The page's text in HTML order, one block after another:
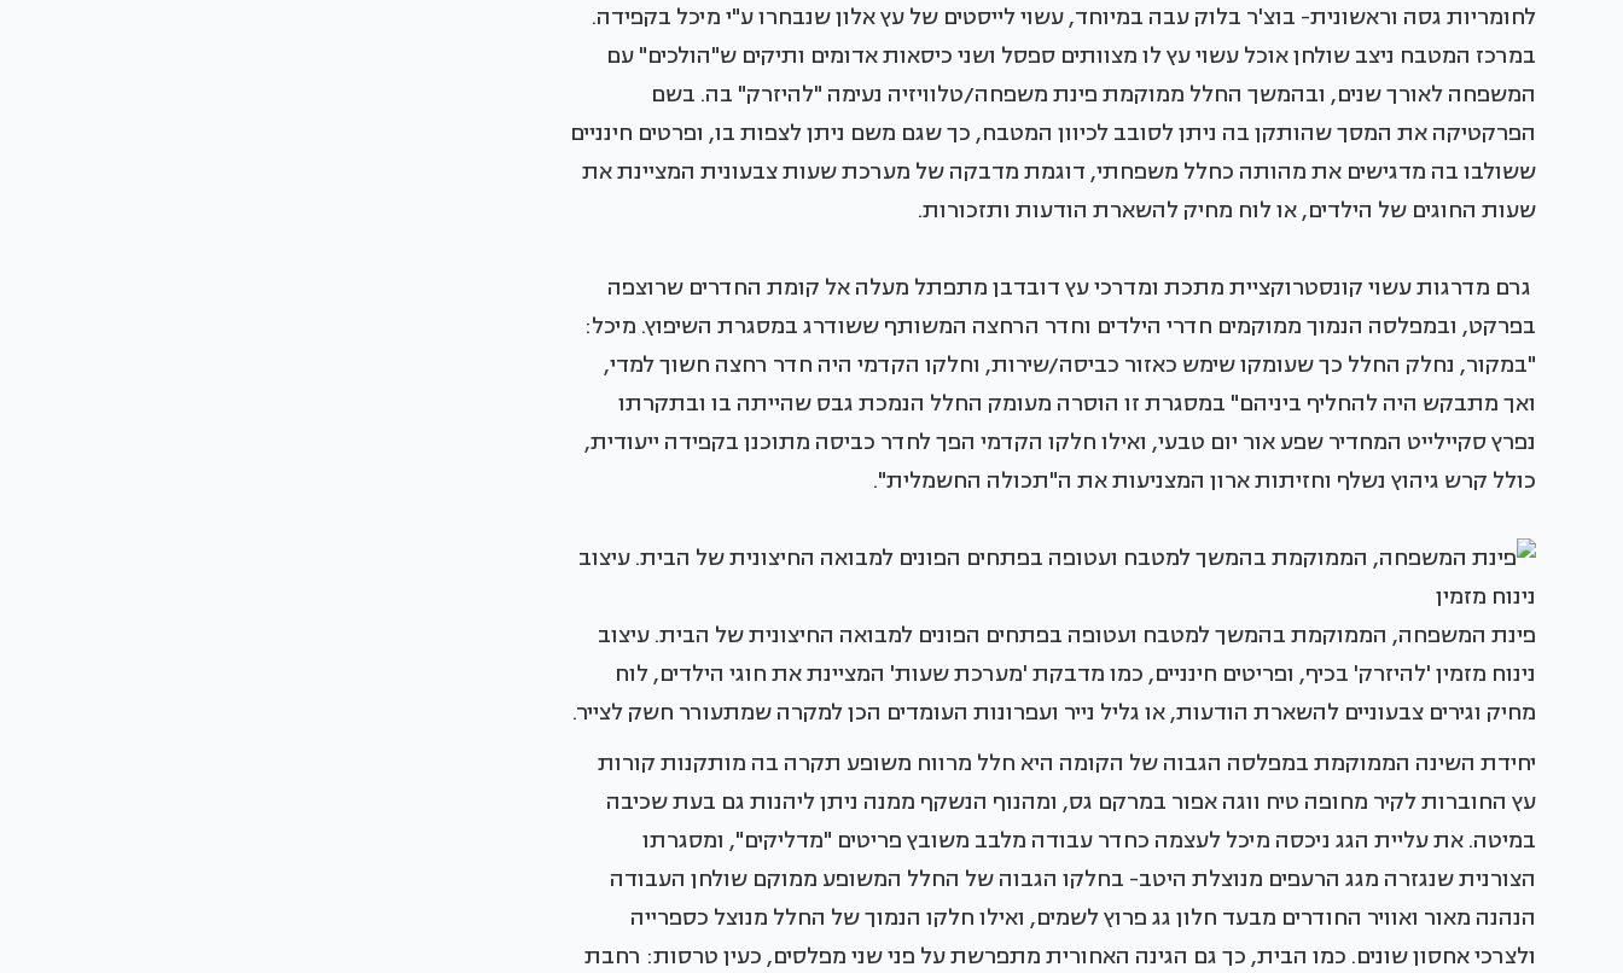
לחומריות גסה וראשונית- בוצ'ר בלוק עבה במיוחד, עשוי לייסטים של עץ אלון שנבחרו ע"י מיכל בקפידה.
במרכז המטבח ניצב שולחן אוכל עשוי עץ לו מצוותים ספסל ושני כיסאות אדומים ותיקים ש"הולכים" עם
המשפחה לאורך שנים, ובהמשך החלל ממוקמת פינת משפחה/טלוויזיה נעימה "להיזרק" בה. בשם
הפרקטיקה את המסך שהותקן בה ניתן לסובב לכיוון המטבח, כך שגם משם ניתן לצפות בו, ופרטים חינניים
ששולבו בה מדגישים את מהותה כחלל משפחתי, דוגמת מדבקה של מערכת שעות צבעונית המציינת את
שעות החוגים של הילדים, או לוח מחיק להשארת הודעות ותזכורות.
גרם מדרגות עשוי קונסטרוקציית מתכת ומדרכי עץ דובדבן מתפתל מעלה אל קומת החדרים שרוצפה
בפרקט, ובמפלסה הנמוך ממוקמים חדרי הילדים וחדר הרחצה המשותף ששודרג במסגרת השיפוץ. מיכל:
"במקור, נחלק החלל כך שעומקו שימש כאזור כביסה/שירות, וחלקו הקדמי היה חדר רחצה חשוך למדי,
ואך מתבקש היה להחליף ביניהם" במסגרת זו הוסרה מעומק החלל הנמכת גבס שהייתה בו ובתקרתו
נפרץ סקיילייט המחדיר שפע אור יום טבעי, ואילו חלקו הקדמי הפך לחדר כביסה מתוכנן בקפידה ייעודית,
כולל קרש גיהוץ נשלף וחזיתות ארון המצניעות את ה"תכולה החשמלית".
פינת המשפחה, הממוקמת בהמשך למטבח ועטופה בפתחים הפונים למבואה החיצונית של הבית. עיצוב
נינוח מזמין 'להיזרק' בכיף, ופריטים חינניים, כמו מדבקת 'מערכת שעות' המציינת את חוגי הילדים, לוח
מחיק וגירים צבעוניים להשארת הודעות, או גליל נייר ועפרונות העומדים הכן למקרה שמתעורר חשק לצייר.
יחידת השינה הממוקמת במפלסה הגבוה של הקומה היא חלל מרווח משופע תקרה בה מותקנות קורות
עץ החוברות לקיר מחופה טיח ווגה אפור במרקם גס, ומהנוף הנשקף ממנה ניתן ליהנות גם בעת שכיבה
במיטה. את עליית הגג ניכסה מיכל לעצמה כחדר עבודה מלבב משובץ פריטים "מדליקים", ומסגרתו
הצורנית שנגזרה מגג הרעפים מנוצלת היטב- בחלקו הגבוה של החלל המשופע ממוקם שולחן העבודה
הנהנה מאור ואוויר החודרים מבעד חלון גג פרוץ לשמים, ואילו חלקו הנמוך של החלל מנוצל כספרייה
ולצרכי אחסון שונים. כמו הבית, כך גם הגינה האחורית מתפרשת על פני שני מפלסים, כעין טרסות: רחבת